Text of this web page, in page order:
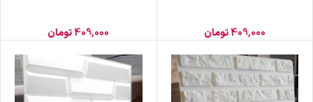
409,000تومان 409,000تومان